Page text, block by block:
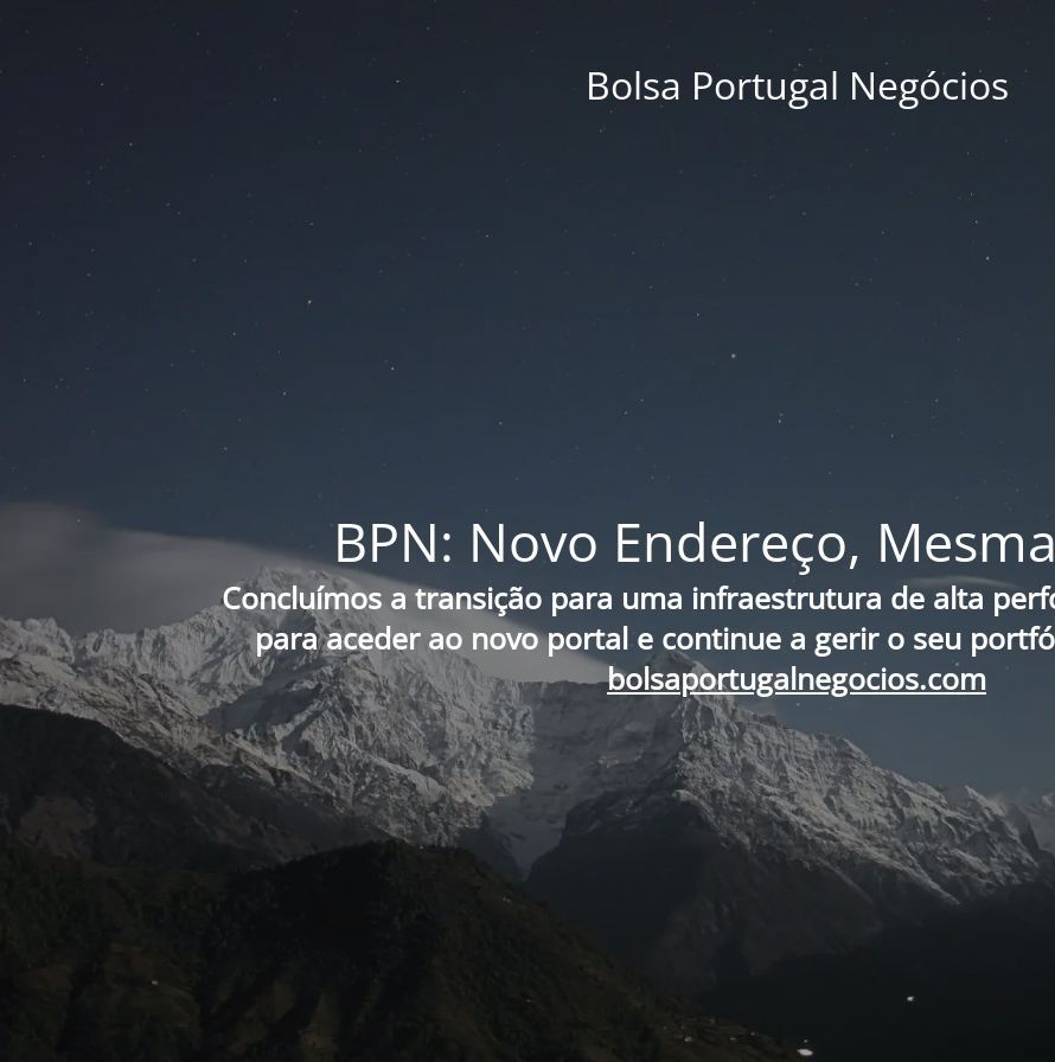
Bolsa Portugal Negócios
BPN: Novo Endereço,
Concluímos a transição para uma infraestrutura de alta
para aceder ao novo portal e continue a gerir o seu
bolsaportugalnegocios.com